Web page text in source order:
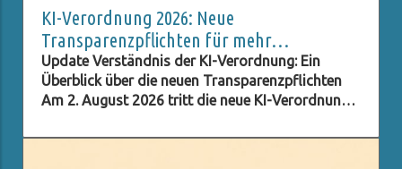
KI-Verordnung 2026: Neue
Transparenzpflichten für mehr
Datenschutz
Update Verständnis der KI-Verordnung: Ein
Überblick über die neuen Transparenzpflichten
Am 2. August 2026 tritt die neue KI-Verordnung
für Unternehmen und Institutionen festlegt, die